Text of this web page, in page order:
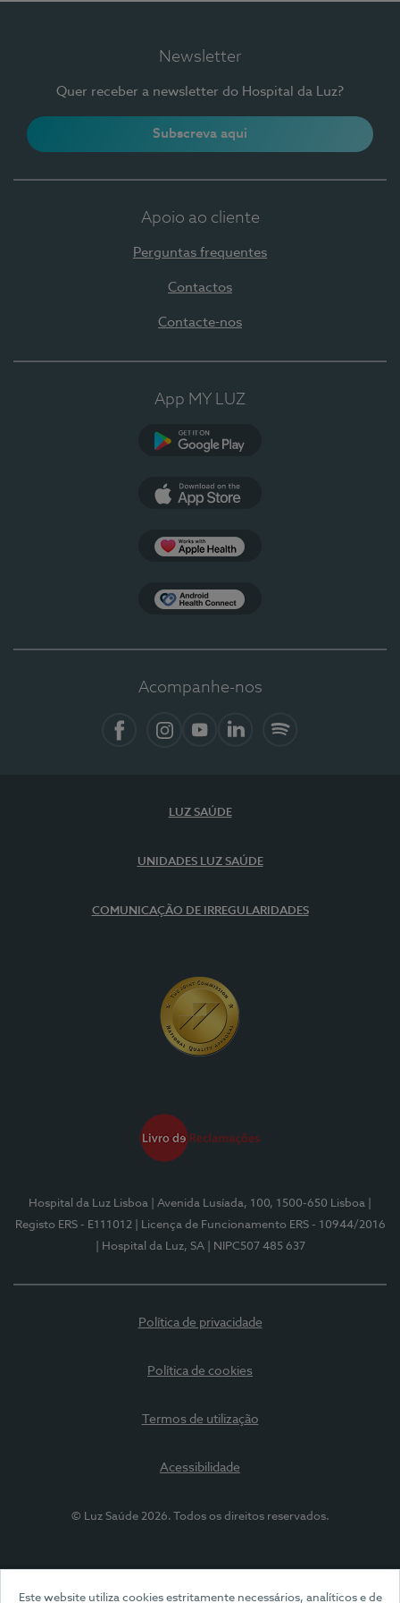
Este website utiliza cookies estritamente necessários, analíticos e de
Newsletter
Quer receber a newsletter do Hospital da Luz?
Subscreva aqui
Apoio ao cliente
Perguntas frequentes
Contactos
Contacte-nos
App MY LUZ
Acompanhe-nos
LUZ SAÚDE
UNIDADES LUZ SAÚDE
COMUNICAÇÃO DE IRREGULARIDADES
Hospital da Luz Lisboa | Avenida Lusíada, 100, 1500-650 Lisboa
Registo ERS - E111012
| Licença de Funcionamento ERS - 10944/2016
| Hospital da Luz, SA
| NIPC507 485 637
Política de privacidade
Política de cookies
Termos de utilização
Acessibilidade
© Luz Saúde 2026. Todos os direitos reservados.